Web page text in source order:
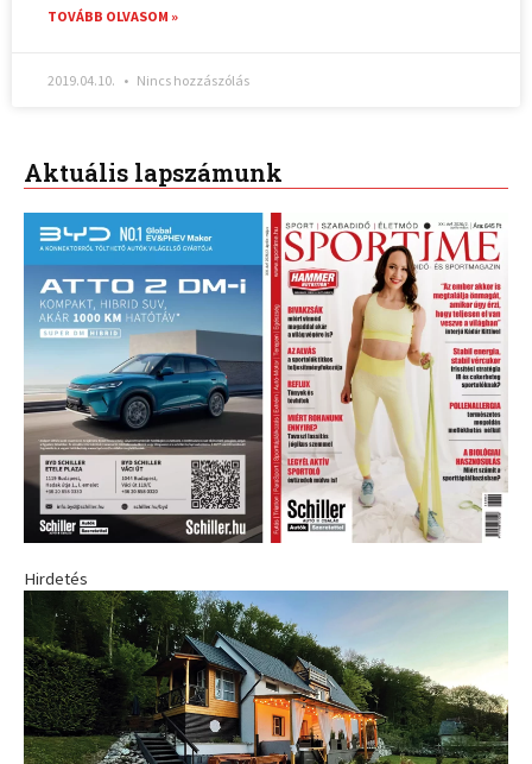
TOVÁBB OLVASOM »
2019.04.10. Nincs hozzászólás
Aktuális lapszámunk
Hirdetés